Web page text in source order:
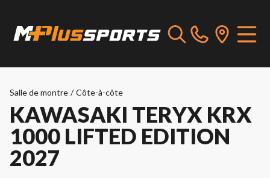
Salle de montre / Côte-à-côte
KAWASAKI TERYX KRX
1000 LIFTED EDITION
2027